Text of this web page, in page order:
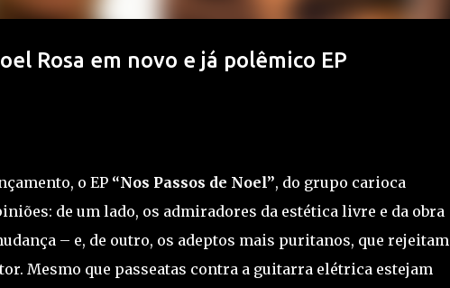
Rosa em novo e já polêmico EP
o EP “Nos Passos de Noel”, do grupo carioca
de um lado, os admiradores da estética livre e da obra
– e, de outro, os adeptos mais puritanos, que rejeitam
Mesmo que passeatas contra a guitarra elétrica estejam